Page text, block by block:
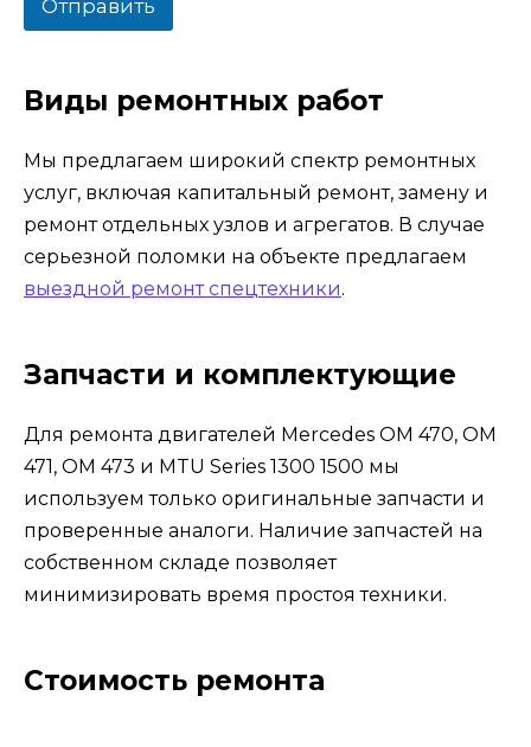
с
Отправить
Виды ремонтных работ
Мы предлагаем широкий спектр ремонтных
услуг, включая капитальный ремонт, замену и
ремонт отдельных узлов и агрегатов. В случае
серьезной поломки на объекте предлагаем
выездной ремонт спецтехники.
Запчасти и комплектующие
Для ремонта двигателей Mercedes OM 470, OM
471, OM 473 и MTU Series 1300 1500 мы
используем только оригинальные запчасти и
проверенные аналоги. Наличие запчастей на
собственном складе позволяет
минимизировать время простоя техники.
Стоимость ремонта